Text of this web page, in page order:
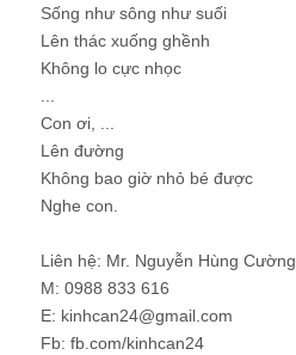
Sống như sông như suối
Lên thác xuống ghềnh
Không lo cực nhọc
...
Con ơi, ...
Lên đường
Không bao giờ nhỏ bé được
Nghe con.
Liên hệ: Mr. Nguyễn Hùng Cường
M: 0988 833 616
E: kinhcan24@gmail.com
Fb: fb.com/kinhcan24